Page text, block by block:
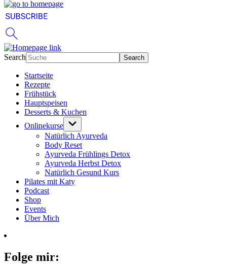
Search
Startseite
Rezepte
Frühstück
Hauptspeisen
Desserts & Kuchen
Onlinekurse
Natürlich Ayurveda
Body Reset
Ayurveda Frühlings Detox
Ayurveda Herbst Detox
Natürlich Gesund Kurs
Pilates mit Katy
Podcast
Shop
Events
Über Mich
Folge mir: